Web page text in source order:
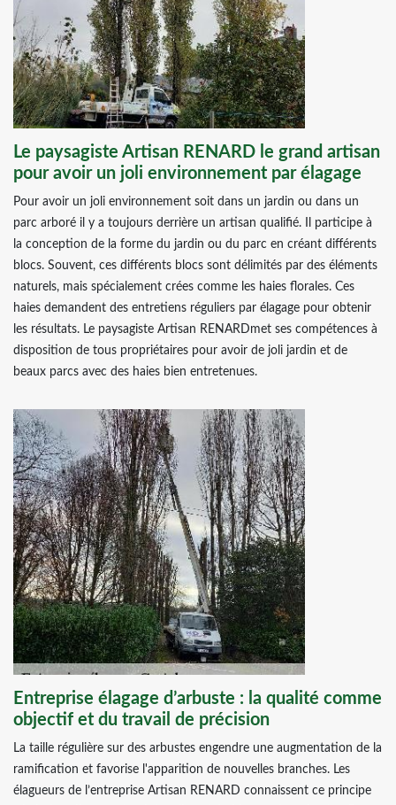
Le paysagiste Artisan RENARD le grand artisan
pour avoir un joli environnement par élagage
Pour avoir un joli environnement soit dans un jardin ou dans un
parc arboré il y a toujours derrière un artisan qualifié. Il participe à
la conception de la forme du jardin ou du parc en créant différents
blocs. Souvent, ces différents blocs sont délimités par des éléments
naturels, mais spécialement crées comme les haies florales. Ces
haies demandent des entretiens réguliers par élagage pour obtenir
les résultats. Le paysagiste Artisan RENARDmet ses compétences à
disposition de tous propriétaires pour avoir de joli jardin et de
beaux parcs avec des haies bien entretenues.
Entreprise élagage d’arbuste : la qualité comme
objectif et du travail de précision
La taille régulière sur des arbustes engendre une augmentation de la
ramification et favorise l'apparition de nouvelles branches. Les
élagueurs de l’entreprise Artisan RENARD connaissent ce principe